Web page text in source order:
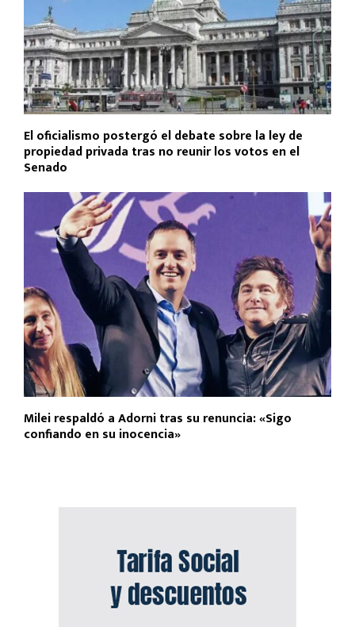
El oficialismo postergó el debate sobre la ley de
propiedad privada tras no reunir los votos en el
Senado
Milei respaldó a Adorni tras su renuncia: «Sigo
confiando en su inocencia»